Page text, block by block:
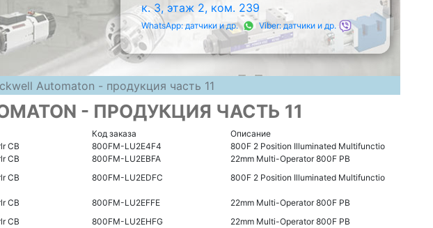
к. 3, этаж 2, ком. 239
WhatsApp: датчики и др. Viber: датчики и др.
Automaton - продукция часть 11
- ПРОДУКЦИЯ ЧАСТЬ 11
Код заказа
Описание
CB 800FM-LU2E4F4
800F 2 Position Illuminated Multifunctio
CB 800FM-LU2EBFA
22mm Multi-Operator 800F PB
CB 800FM-LU2EDFC
800F 2 Position Illuminated Multifunctio
CB 800FM-LU2EFFE
22mm Multi-Operator 800F PB
CB 800FM-LU2EHFG
22mm Multi-Operator 800F PB